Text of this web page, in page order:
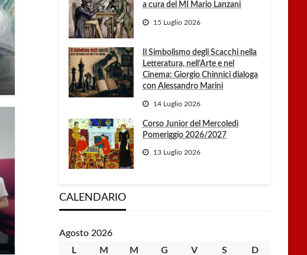
a cura del MI Mario Lanzani
15 Luglio 2026
Il Simbolismo degli Scacchi nella
Letteratura, nell’Arte e nel
Cinema: Giorgio Chinnici dialoga
con Alessandro Marini
14 Luglio 2026
Corso Junior del Mercoledì
Pomeriggio 2026/2027
13 Luglio 2026
CALENDARIO
Agosto 2026
L lunedìM martedì
M mercoledì
G giovedì
V venerdì
S sabatoDdomenica